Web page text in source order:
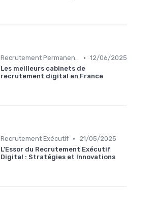
Recrutement Permanent et Temporaire • 12/06/2025
Les meilleurs cabinets de
recrutement digital en France
Recrutement Exécutif •
21/05/2025
L'Essor du Recrutement Exécutif
Digital : Stratégies et Innovations